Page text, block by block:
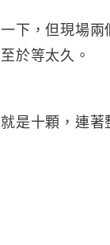
下，但現場兩
於等太久。
是十顆，連著